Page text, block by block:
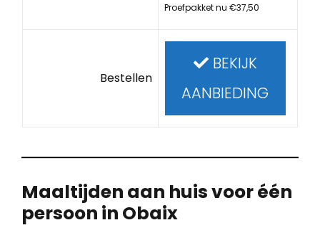
Proefpakket nu €37,50
Bestellen
BEKIJK
AANBIEDING
Maaltijden aan huis voor één
persoon in Obaix